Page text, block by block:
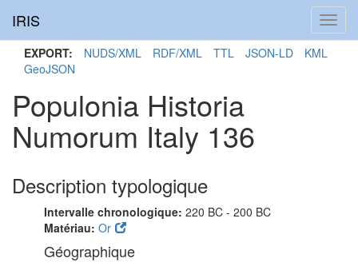
IRIS
EXPORT: NUDS/XML RDF/XML TTL JSON-LD
KML
GeoJSON
Populonia Historia
Numorum Italy 136
Description typologique
Intervalle chronologique: 220 BC - 200 BC
Matériau: Or
Géographique